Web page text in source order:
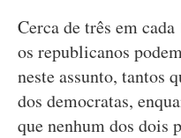
Cerca de três em
os republicanos
neste assunto, tantos
dos democratas,
que nenhum dos dois